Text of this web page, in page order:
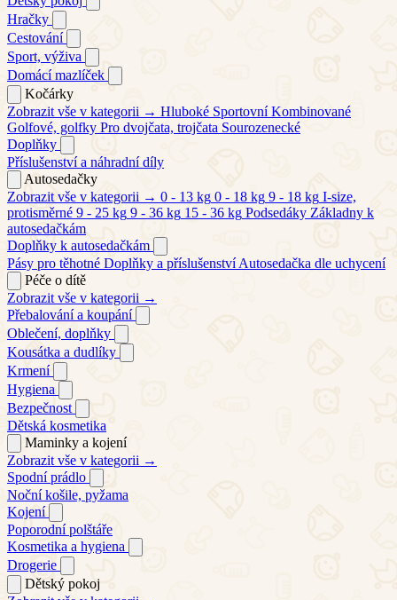
Hračky
Cestování
Sport, výživa
Domácí mazlíček
Kočárky
Zobrazit vše v kategorii → Hluboké Sportovní Kombinované
Golfové, golfky Pro dvojčata, trojčata Sourozenecké
Doplňky
Příslušenství a náhradní díly
Autosedačky
Zobrazit vše v kategorii → 0 - 13 kg 0 - 18 kg 9 - 18 kg I-size,
protisměrné 9 - 25 kg 9 - 36 kg 15 - 36 kg Podsedáky Základny k
autosedačkám
Doplňky k autosedačkám
Pásy pro těhotné Doplňky a příslušenství Autosedačka dle uchycení
Péče o dítě
Zobrazit vše v kategorii →
Přebalování a koupání
Oblečení, doplňky
Kousátka a dudlíky
Krmení
Hygiena
Bezpečnost
Dětská kosmetika
Maminky a kojení
Zobrazit vše v kategorii →
Spodní prádlo
Noční košile, pyžama
Kojení
Poporodní polštáře
Kosmetika a hygiena
Drogerie
Dětský pokoj